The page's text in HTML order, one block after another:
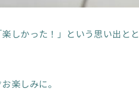
しかった！」という思い出と
楽しみに。